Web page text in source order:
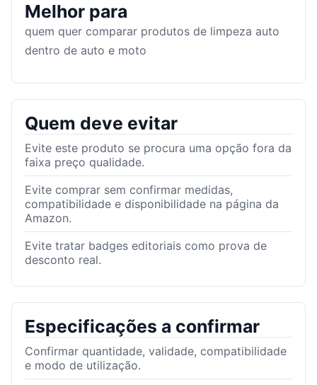
Melhor para
quem quer comparar produtos de limpeza auto
dentro de auto e moto
Quem deve evitar
Evite este produto se procura uma opção fora da
faixa preço qualidade.
Evite comprar sem confirmar medidas,
compatibilidade e disponibilidade na página da
Amazon.
Evite tratar badges editoriais como prova de
desconto real.
Especificações a confirmar
Confirmar quantidade, validade, compatibilidade
e modo de utilização.